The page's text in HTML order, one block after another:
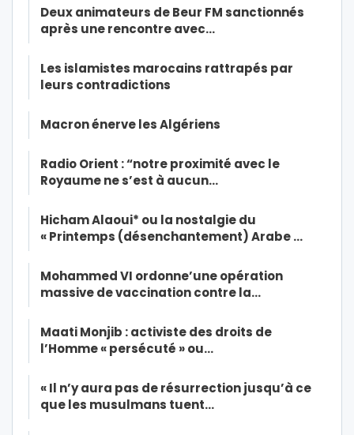
Deux animateurs de Beur FM sanctionnés
après une rencontre avec…
Les islamistes marocains rattrapés par
leurs contradictions
Macron énerve les Algériens
Radio Orient : “notre proximité avec le
Royaume ne s’est à aucun…
Hicham Alaoui* ou la nostalgie du
« Printemps (désenchantement) Arabe …
Mohammed VI ordonne’une opération
massive de vaccination contre la…
Maati Monjib : activiste des droits de
l’Homme « persécuté » ou…
« Il n’y aura pas de résurrection jusqu’à ce
que les musulmans tuent…